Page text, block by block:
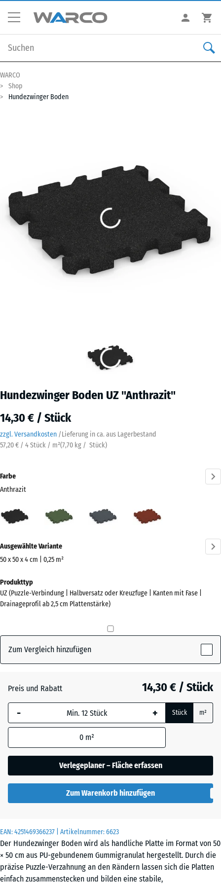
WARCO
Shop
Hundezwinger Boden
Hundezwinger Boden UZ "Anthrazit"
14,30 € / Stück
zzgl. Versandkosten /Lieferung in ca. aus Lagerbestand
57,20 € / 4 Stück / m²(7,70 kg / Stück)
EAN:4251469366237 | Artikelnummer:6623
Der Hundezwinger Boden wird als handliche Platte im Format von 50
× 50 cm aus PU-gebundenem Gummigranulat hergestellt. Durch die
präzise Puzzle-Verzahnung an den Rändern lassen sich die Platten
einfach zusammenstecken und bilden eine stabile,
Farbe
Anthrazit
(active)
Schiefergrau
Informationen
zu
Farben?
Farbpalette
Anthrazit(active)
+ 0,50 €
Ausgewählte Variante
50 x 50 x 4 cm | 0,25 m²
Abmessungen
für
den
x
540
Die gewählte, blau
umrandete
Abmessung wird
Produktdaten nicht
anders angegeben)
für die
Bedarfsberechnung
x
50
x 4
cm
|
Produkttyp
UZ (Puzzle-Verbindung | Halbversatz oder Kreuzfuge | Kanten mit Fase |
Drainageprofil ab 2,5 cm Plattenstärke)
Zum Vergleich hinzufügen
Preis und Rabatt 14,30 € / Stück
- + Stück m²
0 m²
Verlegeplaner – Fläche erfassen
Zum Warenkorb hinzufügen